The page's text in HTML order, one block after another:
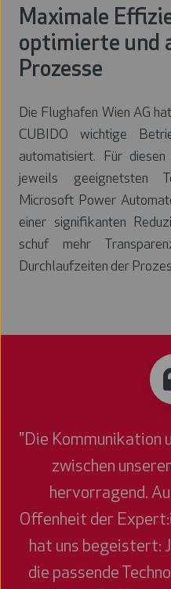
Maximale
optimierte und
Prozesse
Die Flughafen Wien AG
CUBIDO wichtige
automatisiert. Für
jeweils geeignetsten
Microsoft Power
einer signifikanten
schuf mehr
Durchlaufzeiten der
"Die Kommunikation
zwischen
hervorragend.
Offenheit der
hat uns begeistert:
die passende